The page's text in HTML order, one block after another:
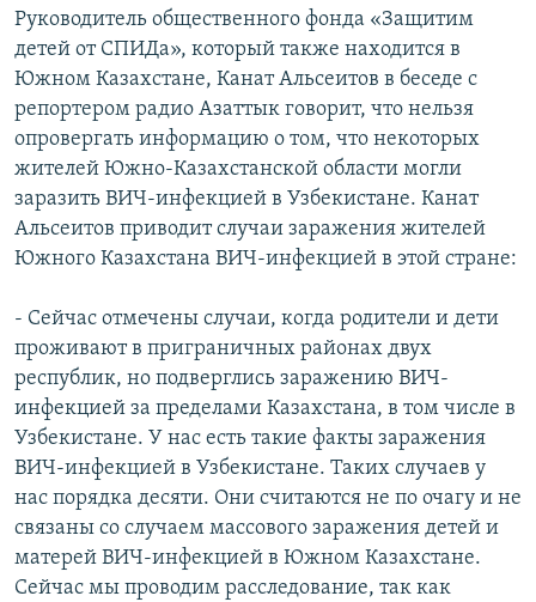
Руководитель общественного фонда «Защитим
детей от СПИДа», который также находится в
Южном Казахстане, Канат Альсеитов в беседе с
репортером радио Азаттык говорит, что нельзя
опровергать информацию о том, что некоторых
жителей Южно-Казахстанской области могли
заразить ВИЧ-инфекцией в Узбекистане. Канат
Альсеитов приводит случаи заражения жителей
Южного Казахстана ВИЧ-инфекцией в этой стране:
- Сейчас отмечены случаи, когда родители и дети
проживают в приграничных районах двух
республик, но подверглись заражению ВИЧ-
инфекцией за пределами Казахстана, в том числе в
Узбекистане. У нас есть такие факты заражения
ВИЧ-инфекцией в Узбекистане. Таких случаев у
нас порядка десяти. Они считаются не по очагу и не
связаны со случаем массового заражения детей и
матерей ВИЧ-инфекцией в Южном Казахстане.
Сейчас мы проводим расследование, так как